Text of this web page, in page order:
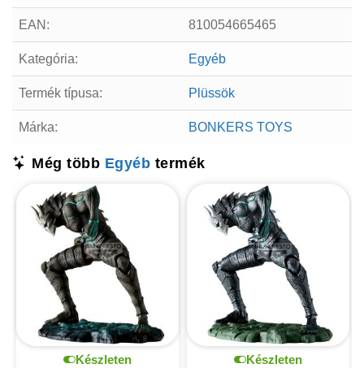
EAN: 810054665465
Kategória: Egyéb
Termék típusa: Plüssök
Márka: BONKERS TOYS
Még több Egyéb termék
Készleten Készleten